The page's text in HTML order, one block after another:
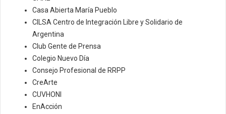
Casa Abierta María Pueblo
CILSA Centro de Integración Libre y Solidario de
Argentina
Club Gente de Prensa
Colegio Nuevo Día
Consejo Profesional de RRPP
CreArte
CUVHONI
EnAcción